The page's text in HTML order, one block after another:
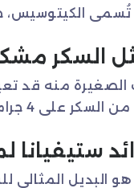
تُسمى
السكر
الصغيرة منه
وهو ما قد يؤثر على تقدمك.
ستيفيانا
هو البديل المثالي